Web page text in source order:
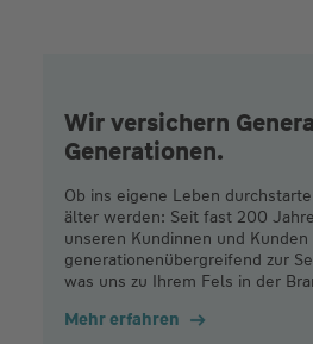
Wir versichern
Generationen.
Ob ins eigene Leben
älter werden: Seit fast 200
unseren Kundinnen und Kunden
generationenübergreifend zur
was uns zu Ihrem Fels in der
Mehr erfahren